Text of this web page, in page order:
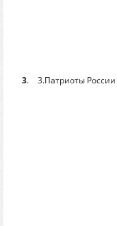
3. 3.Патриоты России